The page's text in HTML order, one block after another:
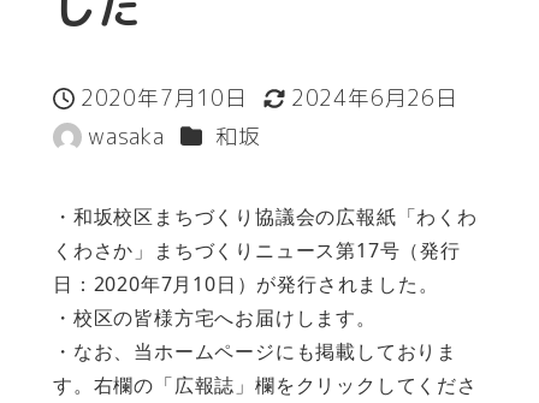
投稿日
2020年7月10日
更新日
2024年6月26日
著
wasaka カテゴリー
和坂
・和坂校区まちづくり協議会の広報紙「わくわ
くわさか」まちづくりニュース第17号（発行
日：2020年7月10日）が発行されました。
・校区の皆様方宅へお届けします。
・なお、当ホームページにも掲載しておりま
す。右欄の「広報誌」欄をクリックしてくださ